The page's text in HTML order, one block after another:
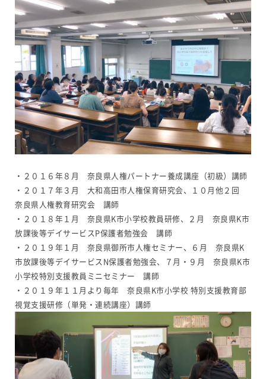
・２０１６年８月 奈良県人権パートナー養成講座（初級）講師
・２０１７年３月 大和高田市人権保育研究会、１０月他２回
奈良県人権教育研究会 講師
・２０１８年１月 奈良県K市小学校教員研修、２月 奈良県K市
放課後等デイサービスP保護者勉強会 講師
・２０１９年１月 奈良県御所市人権セミナー、６月 奈良県K
市放課後等デイサービスN保護者勉強会、７月・９月 奈良県K市
小学校特別支援教員ミニセミナー 講師
・２０１９年１１月より毎年 奈良県K市小学校 特別支援教育部
視覚支援研修（単発・連続講座）講師